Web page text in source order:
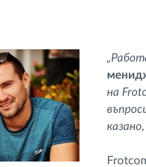
на